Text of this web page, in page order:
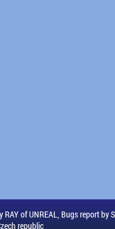
of UNREAL, Bugs report by
republic